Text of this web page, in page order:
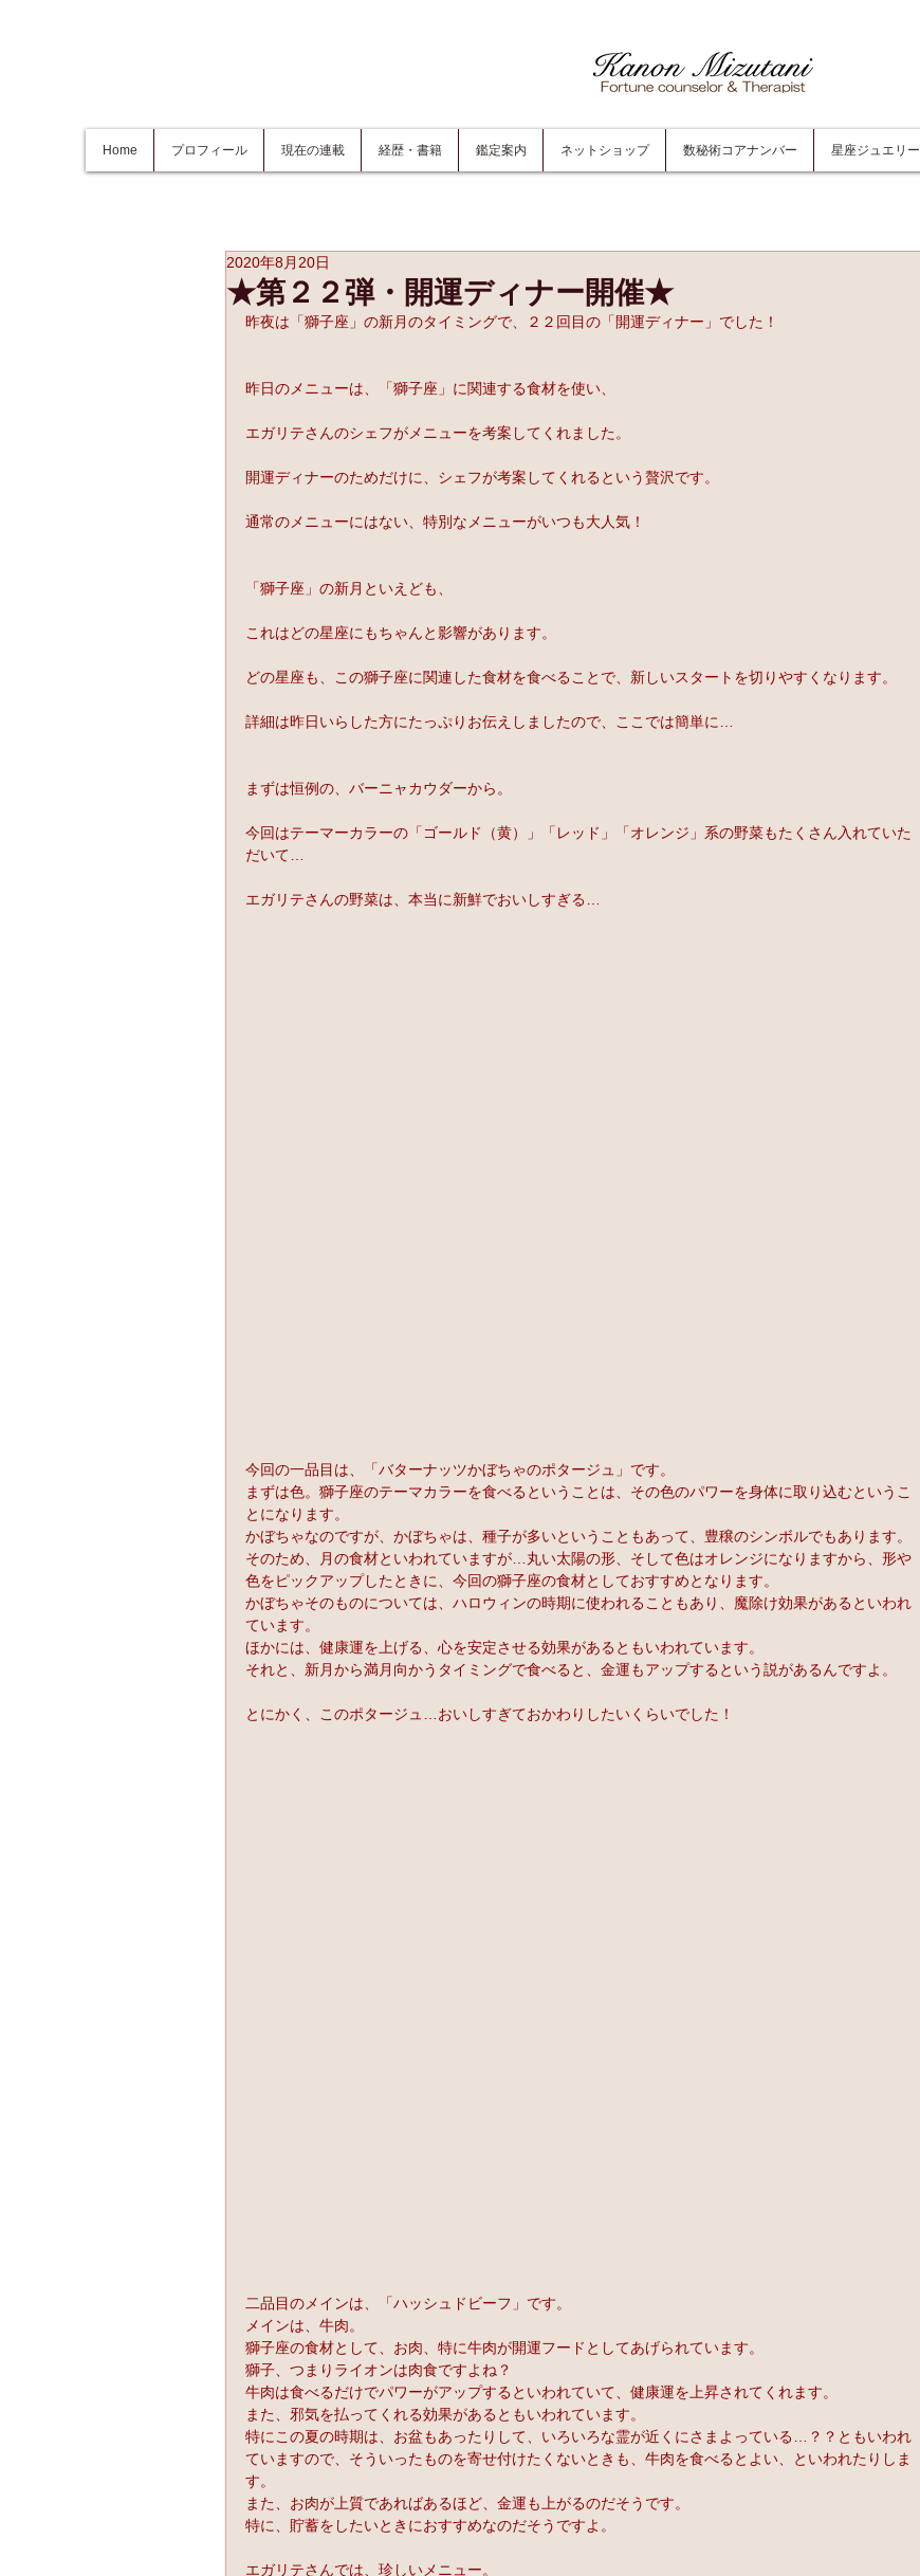
Home プロフィール 現在の連載 経歴・書籍 鑑定案内 ネットショップ 数秘術コアナンバー 星座ジュエリー
★第２２弾・開運ディナー開催★
2020年8月20日
昨夜は「獅子座」の新月のタイミングで、２２回目の「開運ディナー」でした！
昨日のメニューは、「獅子座」に関連する食材を使い、
エガリテさんのシェフがメニューを考案してくれました。
開運ディナーのためだけに、シェフが考案してくれるという贅沢です。
通常のメニューにはない、特別なメニューがいつも大人気！
「獅子座」の新月といえども、
これはどの星座にもちゃんと影響があります。
どの星座も、この獅子座に関連した食材を食べることで、新しいスタートを切りやすくなります。
詳細は昨日いらした方にたっぷりお伝えしましたので、ここでは簡単に…
まずは恒例の、バーニャカウダーから。
今回はテーマーカラーの「ゴールド（黄）」「レッド」「オレンジ」系の野菜もたくさん入れていた
だいて…
エガリテさんの野菜は、本当に新鮮でおいしすぎる…
今回の一品目は、「バターナッツかぼちゃのポタージュ」です。
まずは色。獅子座のテーマカラーを食べるということは、その色のパワーを身体に取り込むというこ
とになります。
かぼちゃなのですが、かぼちゃは、種子が多いということもあって、豊穣のシンボルでもあります。
そのため、月の食材といわれていますが…丸い太陽の形、そして色はオレンジになりますから、形や
色をピックアップしたときに、今回の獅子座の食材としておすすめとなります。
かぼちゃそのものについては、ハロウィンの時期に使われることもあり、魔除け効果があるといわれ
ています。
ほかには、健康運を上げる、心を安定させる効果があるともいわれています。
それと、新月から満月向かうタイミングで食べると、金運もアップするという説があるんですよ。
とにかく、このポタージュ…おいしすぎておかわりしたいくらいでした！
二品目のメインは、「ハッシュドビーフ」です。
メインは、牛肉。
獅子座の食材として、お肉、特に牛肉が開運フードとしてあげられています。
獅子、つまりライオンは肉食ですよね？
牛肉は食べるだけでパワーがアップするといわれていて、健康運を上昇されてくれます。
また、邪気を払ってくれる効果があるともいわれています。
特にこの夏の時期は、お盆もあったりして、いろいろな霊が近くにさまよっている…？？ともいわれ
ていますので、そういったものを寄せ付けたくないときも、牛肉を食べるとよい、といわれたりしま
す。
また、お肉が上質であればあるほど、金運も上がるのだそうです。
特に、貯蓄をしたいときにおすすめなのだそうですよ。
エガリテさんでは、珍しいメニュー。